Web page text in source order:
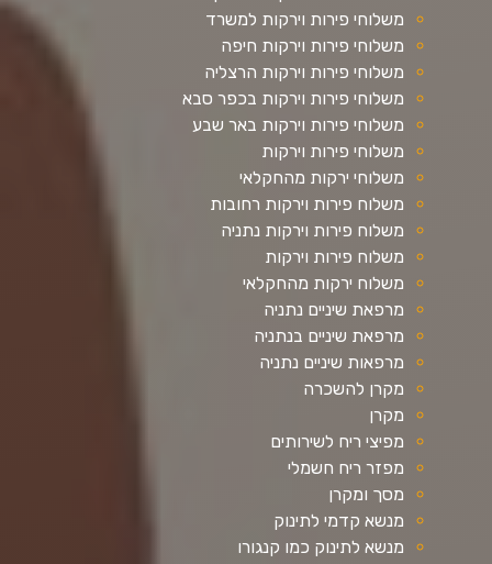
משלוחי פירות וירקות למשרד
משלוחי פירות וירקות חיפה
משלוחי פירות וירקות הרצליה
משלוחי פירות וירקות בכפר סבא
משלוחי פירות וירקות באר שבע
משלוחי פירות וירקות
משלוחי ירקות מהחקלאי
משלוח פירות וירקות רחובות
משלוח פירות וירקות נתניה
משלוח פירות וירקות
משלוח ירקות מהחקלאי
מרפאת שיניים נתניה
מרפאת שיניים בנתניה
מרפאות שיניים נתניה
מקרן להשכרה
מקרן
מפיצי ריח לשירותים
מפזר ריח חשמלי
מסך ומקרן
מנשא קדמי לתינוק
מנשא לתינוק כמו קנגורו